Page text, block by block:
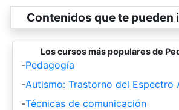
Contenidos que te pueden
Los cursos más populares de
-Pedagogía
-Autismo: Trastorno del Espectro
-Técnicas de comunicación